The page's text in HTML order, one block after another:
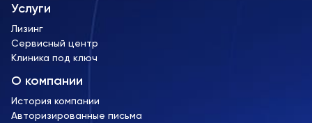
Услуги
Лизинг
Сервисный центр
Клиника под ключ
О компании
История компании
Авторизированные письма